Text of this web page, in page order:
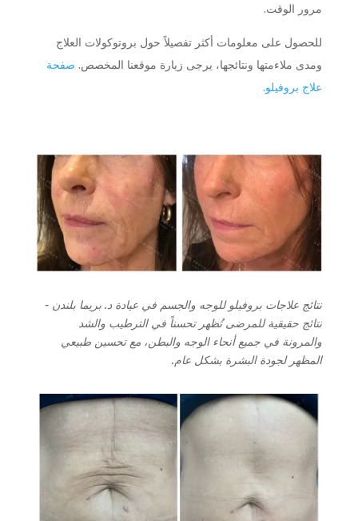
مرور الوقت.
للحصول على معلومات أكثر تفصيلاً حول بروتوكولات العلاج
ومدى ملاءمتها ونتائجها، يرجى زيارة موقعنا المخصص. صفحة
علاج بروفيلو.
نتائج علاجات بروفيلو للوجه والجسم في عيادة د. بريما بلندن -
نتائج حقيقية للمرضى تُظهر تحسناً في الترطيب والشد
والمرونة في جميع أنحاء الوجه والبطن، مع تحسين طبيعي
المظهر لجودة البشرة بشكل عام.